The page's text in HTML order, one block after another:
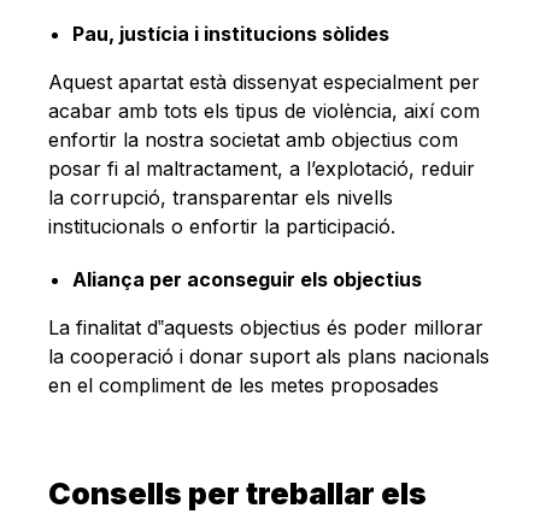
Pau, justícia i institucions sòlides
Aquest apartat està dissenyat especialment per
acabar amb tots els tipus de violència, així com
enfortir la nostra societat amb objectius com
posar fi al maltractament, a l’explotació, reduir
la corrupció, transparentar els nivells
institucionals o enfortir la participació.
Aliança per aconseguir els objectius
La finalitat d‟aquests objectius és poder millorar
la cooperació i donar suport als plans nacionals
en el compliment de les metes proposades
Consells per treballar els